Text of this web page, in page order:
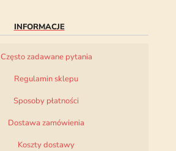
INFORMACJE
Często zadawane pytania
Regulamin sklepu
Sposoby płatności
Dostawa zamówienia
Koszty dostawy